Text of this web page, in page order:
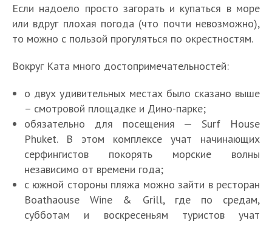
Если надоело просто загорать и купаться в море
или вдруг плохая погода (что почти невозможно),
то можно с пользой прогуляться по окрестностям.
Вокруг Ката много достопримечательностей:
о двух удивительных местах было сказано выше
– смотровой площадке и Дино-парке;
обязательно для посещения — Surf House
Phuket. В этом комплексе учат начинающих
серфингистов покорять морские волны
независимо от времени года;
с южной стороны пляжа можно зайти в ресторан
Boathaouse Wine & Grill, где по средам,
субботам и воскресеньям туристов учат